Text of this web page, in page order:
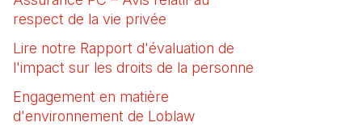
respect de la vie privée
Lire notre Rapport d'évaluation de
l'impact sur les droits de la personne
Engagement en matière
d'environnement de Loblaw